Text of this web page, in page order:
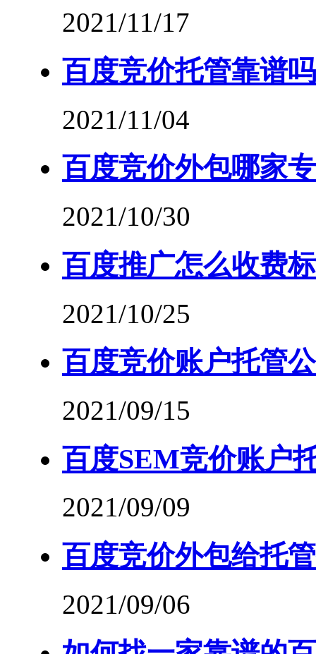
2021/11/17
百度竞价托管靠谱吗
2021/11/04
百度竞价外包哪家
2021/10/30
百度推广怎么收费
2021/10/25
百度竞价账户托管
2021/09/15
百度SEM竞价账户
2021/09/09
百度竞价外包给托
2021/09/06